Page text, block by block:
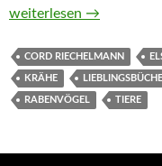
Krähen. Ein Portrait von
weiterlesen →
CORD RIECHELMANN
KRÄHE
RABENVÖGEL TIERE